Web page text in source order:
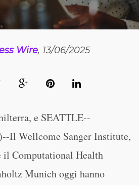
Wire, 13/06/2025
e SEATTLE--
Il Wellcome Sanger Institute,
il Computational Health
Munich oggi hanno